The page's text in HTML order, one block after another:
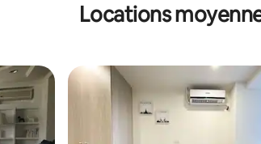
Locations